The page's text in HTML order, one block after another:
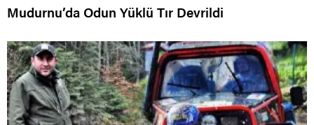
Mudurnu’da Odun Yüklü Tır Devrildi